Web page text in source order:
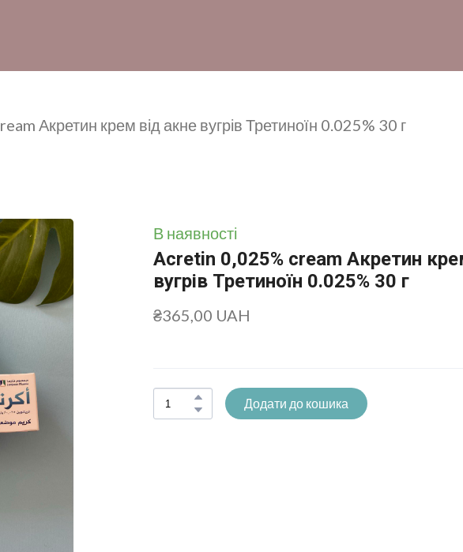
Акретин крем від акне вугрів Третиноїн 0.025% 30 г
В наявності
Acretin 0,025% cream Акретин
вугрів Третиноїн 0.025% 30 г
₴365,00 UAH
Додати до кошика